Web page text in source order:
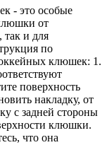
- это особые
от
так и для
по
клюшек: 1.
поверхность
накладку, от
с задней стороны
клюшки.
что она